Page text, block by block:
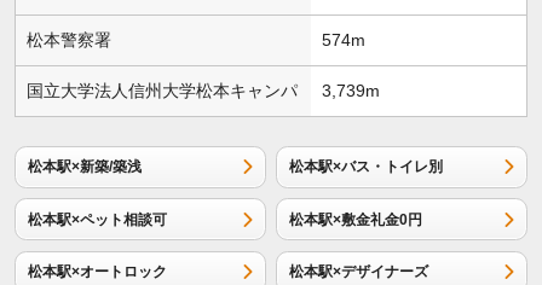
松本警察署 574m
国立大学法人信州大学松本キャンパ 3,739m
松本駅×新築/築浅 松本駅×バス・トイレ別
松本駅×ペット相談可 松本駅×敷金礼金0円
松本駅×オートロック 松本駅×デザイナーズ